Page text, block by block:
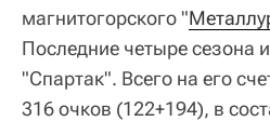
магнитогорского "
Последние четыре сезона
"Спартак". Всего на его
316 очков (122+194), в